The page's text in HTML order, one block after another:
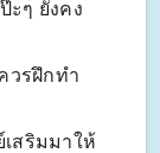
ะๆ ยังคง
วรฝึกทำ
สริมมาให้